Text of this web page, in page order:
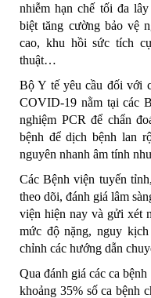
nhiễm hạn chế tối đa
biệt tăng cường bảo vệ
cao, khu hồi sức tích
thuật…
Bộ Y tế yêu cầu đối với
COVID-19 nằm tại các
nghiệm PCR để chẩn
bệnh để dịch bệnh lan
nguyên nhanh âm tính
Các Bệnh viện tuyến
theo dõi, đánh giá lâm
viện hiện nay và gửi xét
mức độ nặng, nguy
chỉnh các hướng dẫn
Qua đánh giá các ca
khoảng 35% số ca bệnh